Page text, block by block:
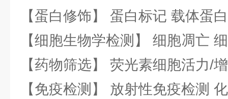
【蛋白修饰】 蛋白标记 载体蛋
【细胞生物学检测】 细胞凋亡
【药物筛选】 荧光素细胞活力/
【免疫检测】 放射性免疫检测